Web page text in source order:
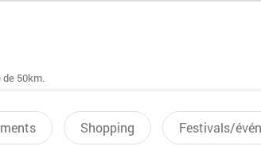
50km.
Shopping Festivals/